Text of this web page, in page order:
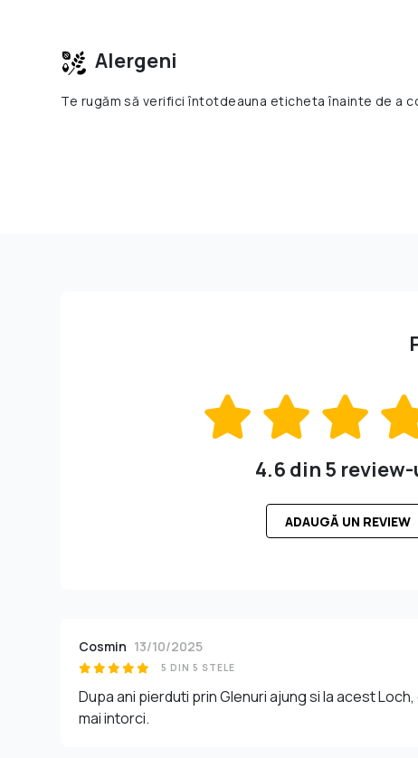
Alergeni
Te rugăm să verifici întotdeauna eticheta înainte de a
4.6 din 5
ADAUGĂ UN REVIEW
Cosmin 13/10/2025
5 DIN 5 STELE
Dupa ani pierduti prin Glenuri ajung si la acest
mai intorci.